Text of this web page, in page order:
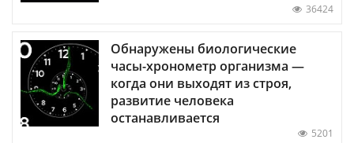
36424
Обнаружены биологические
часы-хронометр организма —
когда они выходят из строя,
развитие человека
останавливается
5201